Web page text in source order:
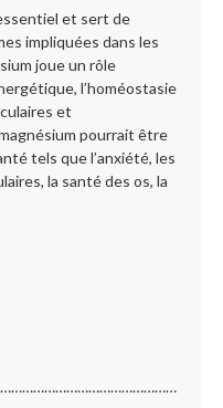
et sert de
impliquées dans les
joue un rôle
l’homéostasie
et
pourrait être
tels que l’anxiété, les
la santé des os, la